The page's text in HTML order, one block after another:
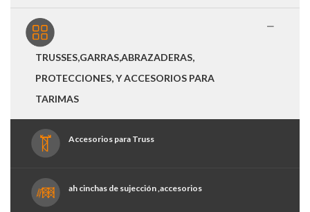
TRUSSES,GARRAS,ABRAZADERAS,
PROTECCIONES, Y ACCESORIOS PARA
TARIMAS
Accesorios para Truss
ah cinchas de sujección ,accesorios